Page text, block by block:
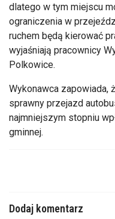
dlatego w tym miejscu
ograniczenia w
ruchem będą kierować
wyjaśniają pracownicy
Polkowice.
Wykonawca zapowiada,
sprawny przejazd
najmniejszym stopniu
gminnej.
Dodaj komentarz